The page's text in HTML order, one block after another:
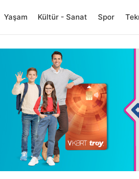
Yaşam Kültür - Sanat Spor